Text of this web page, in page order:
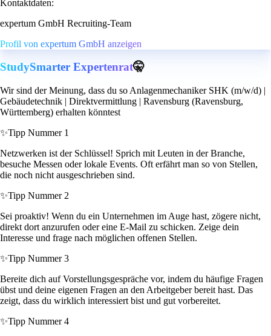
Kontaktdaten:
expertum GmbH Recruiting-Team
Profil von expertum GmbH anzeigen
StudySmarter Expertenrat🤫
Wir sind der Meinung, dass du so Anlagenmechaniker SHK (m/w/d) |
Gebäudetechnik | Direktvermittlung | Ravensburg (Ravensburg,
Württemberg) erhalten könntest
✨Tipp Nummer 1
Netzwerken ist der Schlüssel! Sprich mit Leuten in der Branche,
besuche Messen oder lokale Events. Oft erfährt man so von Stellen,
die noch nicht ausgeschrieben sind.
✨Tipp Nummer 2
Sei proaktiv! Wenn du ein Unternehmen im Auge hast, zögere nicht,
direkt dort anzurufen oder eine E-Mail zu schicken. Zeige dein
Interesse und frage nach möglichen offenen Stellen.
✨Tipp Nummer 3
Bereite dich auf Vorstellungsgespräche vor, indem du häufige Fragen
übst und deine eigenen Fragen an den Arbeitgeber bereit hast. Das
zeigt, dass du wirklich interessiert bist und gut vorbereitet.
✨Tipp Nummer 4